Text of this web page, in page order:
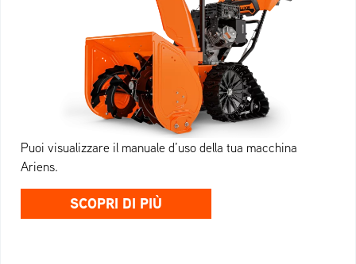
Puoi visualizzare il manuale d’uso della tua macchina
Ariens.
SCOPRI DI PIÙ